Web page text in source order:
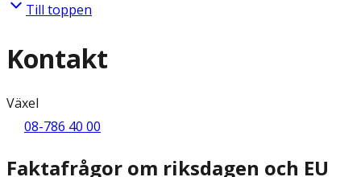
Till toppen
Kontakt
Växel
08-786 40 00
Faktafrågor om riksdagen och EU